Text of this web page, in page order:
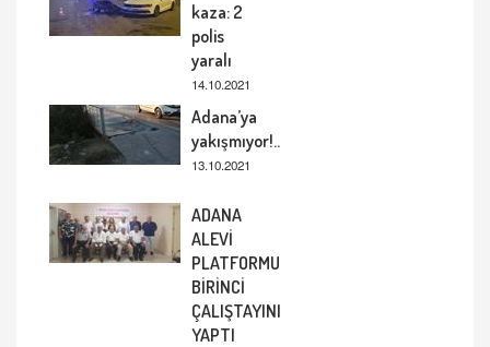
kaza: 2
polis
yaralı
14.10.2021
Adana’ya
yakışmıyor!..
13.10.2021
ADANA
ALEVİ
PLATFORMU
BİRİNCİ
ÇALIŞTAYINI
YAPTI